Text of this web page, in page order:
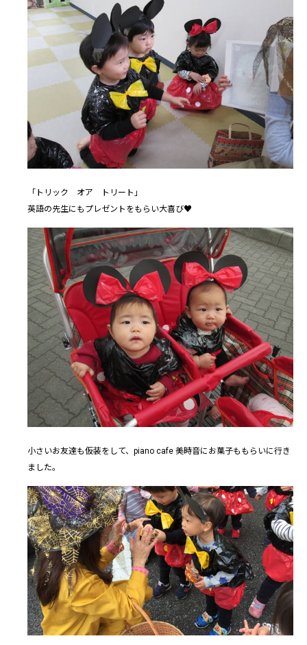
「トリック オア トリート」
英語の先生にもプレゼントをもらい大喜び♥
小さいお友達も仮装をして、piano cafe 美時音にお菓子ももらいに行き
ました。